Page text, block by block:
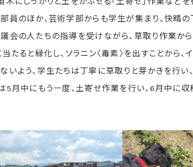
員のほか、芸術学部からも学生が集まり、快晴の
の人たちの指導を受けながら、草取り作業から始
当たると緑化し、ソラニン〈毒素〉を出すことか
いよう、学生たちは丁寧に草取りと芽かきを行い
月中にもう一度、土寄せ作業を行い、6月中に